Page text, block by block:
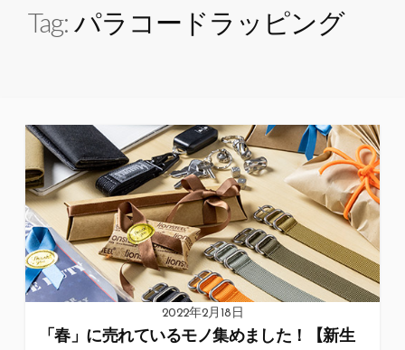
Tag: パラコードラッピング
2022年2月18日
「春」に売れているモノ集めました！【新生